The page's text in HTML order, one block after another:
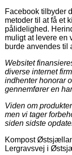
Facebook tilbyder
metoder til at få et
pålidelighed.
muligt at levere en
burde anvendes til
Websitet
diverse internet
indhenter honorar
gennemfører en
Viden om
men vi tager
siden sidste
Kompost
Lergravsvej i